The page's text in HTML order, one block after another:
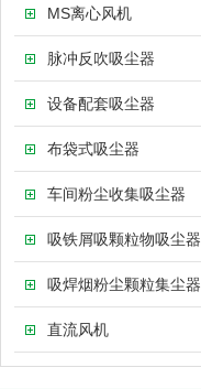
MS离心风机
脉冲反吹吸尘器
设备配套吸尘器
布袋式吸尘器
车间粉尘收集吸尘器
吸铁屑吸颗粒物吸尘器
吸焊烟粉尘颗粒集尘器
直流风机